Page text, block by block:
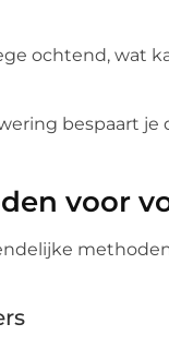
ochtend, wat
bespaart je
voor